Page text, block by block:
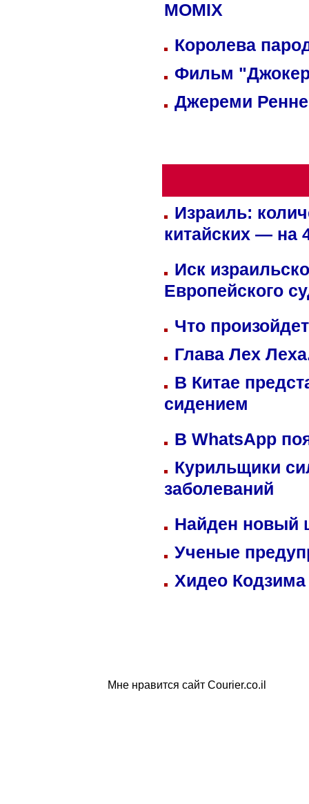
MOMIX
Королева
Фильм
Джереми
Израиль:
китайских — на
Иск
Европейского
Что
Глава Лех
В Китае
сидением
В WhatsApp
Курильщики
заболеваний
Найден
Ученые
Хидео
Мне нравится сайт Courier.co.il